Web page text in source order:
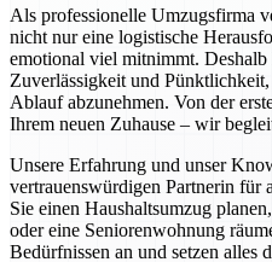
Als professionelle Umzugsfirma
nicht nur eine logistische
emotional viel mitnimmt.
Zuverlässigkeit und
Ablauf abzunehmen. Von der
Ihrem neuen Zuhause – wir
Unsere Erfahrung und unser
vertrauenswürdigen Partnerin für
Sie einen Haushaltsumzug
oder eine Seniorenwohnung
Bedürfnissen an und setzen alles